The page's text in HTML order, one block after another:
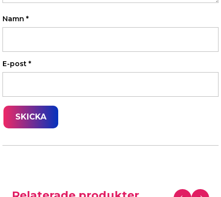
Namn *
E-post *